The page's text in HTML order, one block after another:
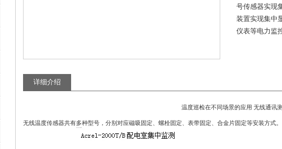
号传感器实现
装置实现集中
仪表等电力监
详细介绍
温度巡检在不同场景的应用 无线通讯
无线温度传感器共有多种型号，分别对应磁吸固定、螺栓固定、表带固定、合金片固定等安装方式。